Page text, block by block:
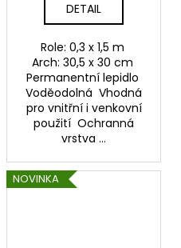
DETAIL
Role: 0,3 x 1,5 m
Arch: 30,5 x 30 cm
Permanentní lepidlo
Voděodolná Vhodná
pro vnitřní i venkovní
použití Ochranná
vrstva ...
NOVINKA